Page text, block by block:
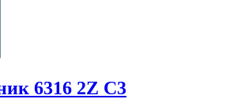
6316 2Z C3